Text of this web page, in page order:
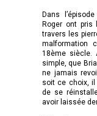
Dans
Roger ont pris
travers les
malformation
18ème siècle.
simple, que
ne jamais
soit ce choix, il
de se
avoir laissée